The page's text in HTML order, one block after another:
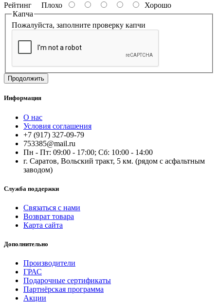
Рейтинг Плохо
Хорошо
Капча
Пожалуйста, заполните проверку капчи
Продолжить
Информация
О нас
Условия соглашения
+7 (917) 327-09-79
753385@mail.ru
Пн - Пт: 09:00 - 17:00; Сб: 10:00 - 14:00
г. Саратов, Вольский тракт, 5 км. (рядом с асфальтным
заводом)
Служба поддержки
Связаться с нами
Возврат товара
Карта сайта
Дополнительно
Производители
ГРАС
Подарочные сертификаты
Партнёрская программа
Акции